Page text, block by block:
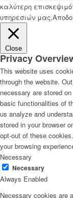
καλύτερη
υπηρεσιών μας.
Close
Privacy
This website uses
through the website.
necessary are stored
basic functionalities of
us analyze and
stored in your browser
opt-out of these
your browsing
Necessary
Necessary
Always Enabled
Necessary cookies are